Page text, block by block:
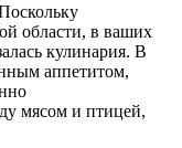
области, в ваших
кулинария. В
аппетитом,
мясом и птицей,